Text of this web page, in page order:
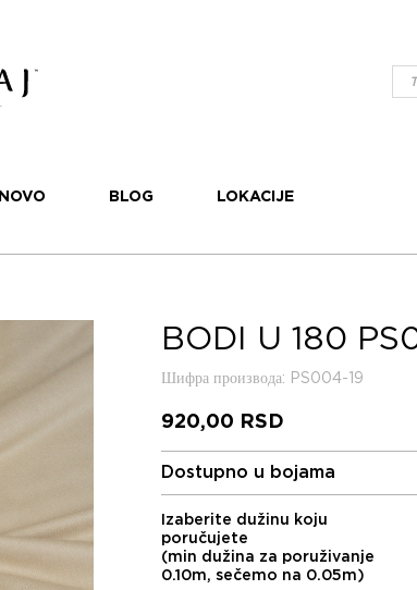
NOVO BLOG LOKACIJE
BODI U 180
Шифра производа: PS004-19
920,00 RSD
Dostupno u bojama
Izaberite dužinu koju
poručujete
(min dužina za poruživanje
0.10m, sečemo na 0.05m)